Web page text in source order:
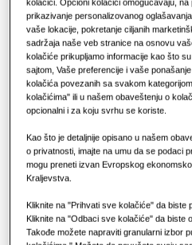
Rješenja za
Kontrole
Šta je klima uređaj i
KOMERCIJALNA
Hoteli
Maloprodaja
Restoran
KAPACITET: 1.7kW
LSP Duct (pump
1.7kW 2.2kW
4.5kW
Dostupna snaga
prikazivanje personalizovanog
vaše lokacije, pokretanje ciljanih
sadržaja naše veb stranice na osnovu
kolačiće prikupljamo informacije kao što
sajtom, Vaše preferencije i vaše
kolačića povezanih sa svakom
kolačićima" ili u našem obaveštenju o
opcionalni i za koju svrhu se koriste.
Kao što je detaljnije opisano u našem
o privatnosti, imajte na umu da se podaci
mogu preneti izvan Evropskog
Kraljevstva.
Kliknite na "Prihvati sve kolačiće" da biste
Kliknite na "Odbaci sve kolačiće" da biste
Takođe možete napraviti granularni izbor